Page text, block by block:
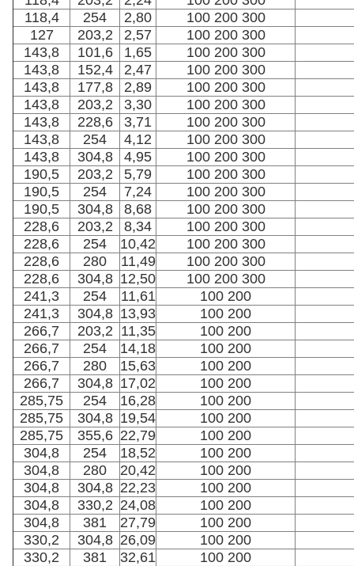
118,4
254 2,80
100 200 300
127
203,2 2,57
100 200 300
143,8
101,6 1,65
100 200 300
143,8
152,4 2,47
100 200 300
143,8
177,8 2,89
100 200 300
143,8
203,2 3,30
100 200 300
143,8
228,6 3,71
100 200 300
143,8
254 4,12
100 200 300
143,8
304,8 4,95
100 200 300
190,5
203,2 5,79
100 200 300
190,5
254 7,24
100 200 300
190,5
304,8 8,68
100 200 300
228,6
203,2 8,34
100 200 300
228,6
254 10,42
100 200 300
228,6
280 11,49
100 200 300
228,6
304,8 12,50
100 200 300
241,3
254 11,61
100 200
241,3
304,8 13,93
100 200
266,7
203,2 11,35
100 200
266,7
254 14,18
100 200
266,7
280 15,63
100 200
266,7
304,8 17,02
100 200
285,75
254 16,28
100 200
285,75
304,8 19,54
100 200
285,75
355,6 22,79
100 200
304,8
254 18,52
100 200
304,8
280 20,42
100 200
304,8
304,8 22,23
100 200
304,8
330,2 24,08
100 200
304,8
381 27,79
100 200
330,2
304,8 26,09
100 200
330,2
381 32,61
100 200